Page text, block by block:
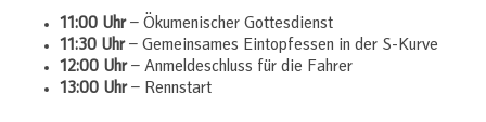
11:00 Uhr– Ökumenischer Gottesdienst
11:30 Uhr– Gemeinsames Eintopfessen in der S-Kurve
12:00 Uhr– Anmeldeschluss für die Fahrer
13:00 Uhr– Rennstart